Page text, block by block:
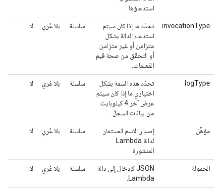
استدعاؤها.
invocationType
تحدّد ما إذا كان سيتم
استدعاء الدالة بشكل
متزامن أو غير متزامن
أو التحقّق من صحة قيم
المَعلمات.
سلسلة. بلا عُري لا.
logType
تحدّد هذه السمة بشكل
اختياري ما إذا كان سيتم
عرض آخر 4 كيلوبايت
من بيانات السجلّ.
سلسلة بلا عُري لا.
مؤهِّل
إصدار الاسم المستعار
لدالة Lambda
المنشورة
سلسلة بلا عُري لا.
الحمولة
JSON كإدخال إلى دالة
Lambda.
سلسلة بلا عُري لا.